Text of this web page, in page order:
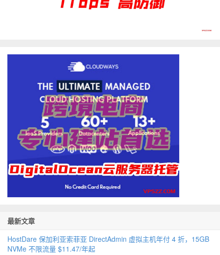
最新文章
HostDare 保加利亚索菲亚 DirectAdmin 虚拟主机年付 4 折，15GB
NVMe 不限流量 $11.47/年起